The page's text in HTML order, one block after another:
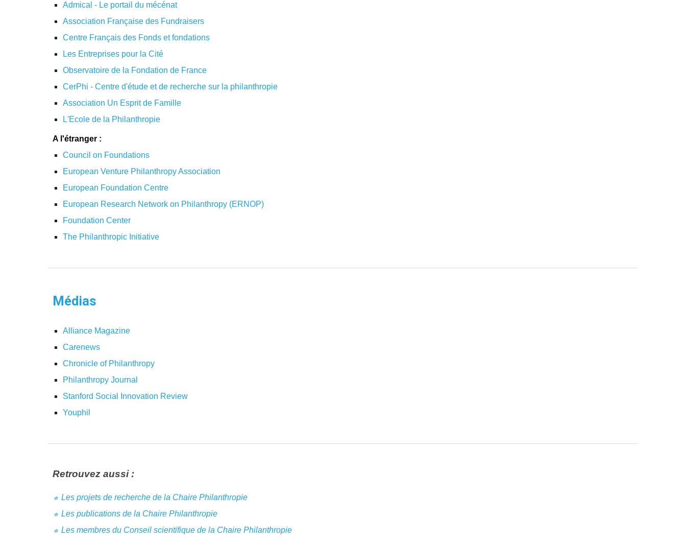
Admical - Le portail du mécénat
Association Française des Fundraisers
Centre Français des Fonds et fondations
Les Entreprises pour la Cité
Observatoire de la Fondation de France
CerPhi - Centre d'étude et de recherche sur la philanthropie
Association Un Esprit de Famille
L'Ecole de la Philanthropie
A l'étranger :
Council on Foundations
European Venture Philanthropy Association
European Foundation Centre
European Research Network on Philanthropy (ERNOP)
Foundation Center
The Philanthropic Initiative
Médias
Alliance Magazine
Carenews
Chronicle of Philanthropy
Philanthropy Journal
Stanford Social Innovation Review
Youphil
Retrouvez aussi :
🔹 Les projets de recherche de la Chaire Philanthropie
🔹 Les publications de la Chaire Philanthropie
🔹 Les membres du Conseil scientifique de la Chaire Philanthropie